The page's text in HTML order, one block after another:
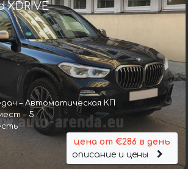
XDRIVE
– Автоматическая КП
– 5
цена от €286 в день
описание и цены